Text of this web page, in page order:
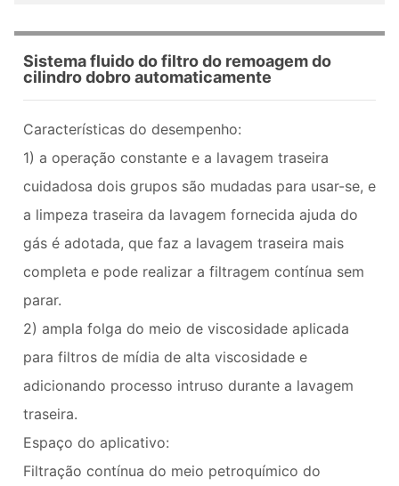
Sistema fluido do filtro do remoagem do
cilindro dobro automaticamente
Características do desempenho:
1) a operação constante e a lavagem traseira
cuidadosa dois grupos são mudadas para usar-se, e
a limpeza traseira da lavagem fornecida ajuda do
gás é adotada, que faz a lavagem traseira mais
completa e pode realizar a filtragem contínua sem
parar.
2) ampla folga do meio de viscosidade aplicada
para filtros de mídia de alta viscosidade e
adicionando processo intruso durante a lavagem
traseira.
Espaço do aplicativo:
Filtração contínua do meio petroquímico do